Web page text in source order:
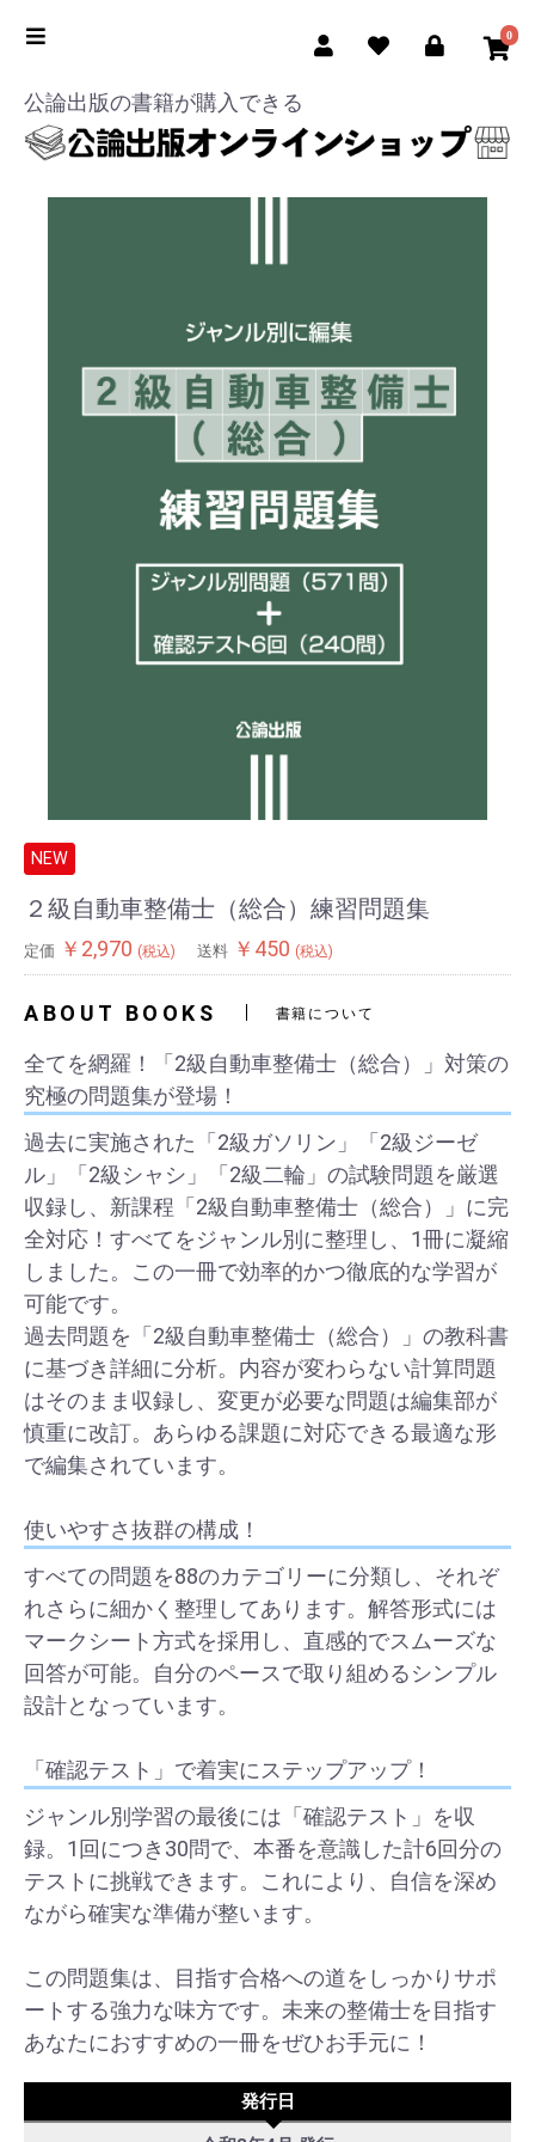
0
公論出版の書籍が購入できる
NEW
２級自動車整備士（総合）練習問題集
定価 ￥2,970 (税込) 送料 ￥450 (税込)
ABOUT BOOKS 書籍について
全てを網羅！「2級自動車整備士（総合）」対策の
究極の問題集が登場！
過去に実施された「2級ガソリン」「2級ジーゼ
ル」「2級シャシ」「2級二輪」の試験問題を厳選
収録し、新課程「2級自動車整備士（総合）」に完
全対応！すべてをジャンル別に整理し、1冊に凝縮
しました。この一冊で効率的かつ徹底的な学習が
可能です。
過去問題を「2級自動車整備士（総合）」の教科書
に基づき詳細に分析。内容が変わらない計算問題
はそのまま収録し、変更が必要な問題は編集部が
慎重に改訂。あらゆる課題に対応できる最適な形
で編集されています。
使いやすさ抜群の構成！
すべての問題を88のカテゴリーに分類し、それぞ
れさらに細かく整理してあります。解答形式には
マークシート方式を採用し、直感的でスムーズな
回答が可能。自分のペースで取り組めるシンプル
設計となっています。
「確認テスト」で着実にステップアップ！
ジャンル別学習の最後には「確認テスト」を収
録。1回につき30問で、本番を意識した計6回分の
テストに挑戦できます。これにより、自信を深め
ながら確実な準備が整います。
この問題集は、目指す合格への道をしっかりサポ
ートする強力な味方です。未来の整備士を目指す
あなたにおすすめの一冊をぜひお手元に！
発行日